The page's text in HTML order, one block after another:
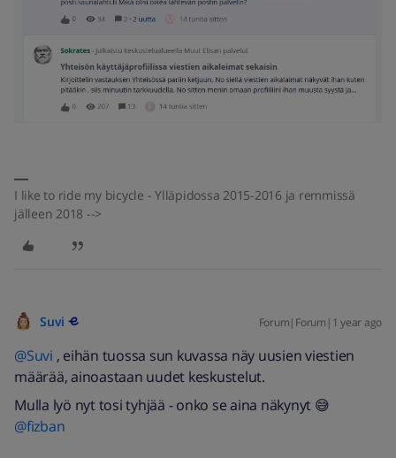
I like to ride my bicycle - Ylläpidossa 2015-2016 ja remmissä
jälleen 2018 -->
Suvi Forum|Forum|1 year ago
@Suvi , eihän tuossa sun kuvassa näy uusien viestien
määrää, ainoastaan uudet keskustelut.
Mulla lyö nyt tosi tyhjää - onko se aina näkynyt 😅 ​
@fizban